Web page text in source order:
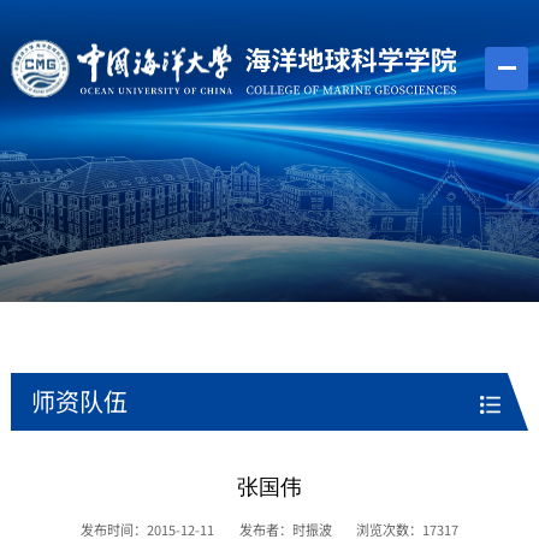
师资队伍
张国伟
发布时间：2015-12-11 发布者：时振波 浏览次数： 17317